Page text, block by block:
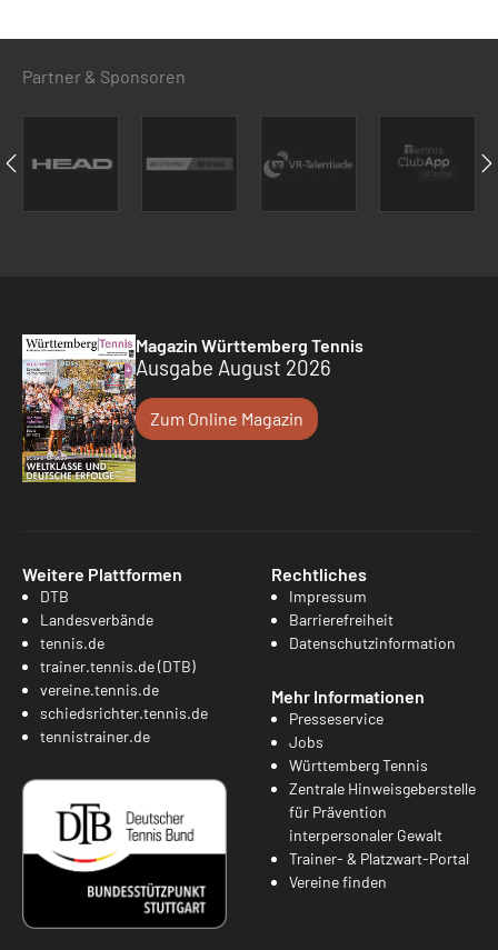
Partner & Sponsoren
Magazin Württemberg Tennis
Ausgabe August 2026
Zum Online Magazin
Weitere Plattformen
DTB
Landesverbände
tennis.de
trainer.tennis.de (DTB)
vereine.tennis.de
schiedsrichter.tennis.de
tennistrainer.de
Rechtliches
Impressum
Barrierefreiheit
Datenschutzinformation
Mehr Informationen
Presseservice
Jobs
Württemberg Tennis
Zentrale Hinweisgeberstelle
für Prävention
interpersonaler Gewalt
Trainer- & Platzwart-Portal
Vereine finden